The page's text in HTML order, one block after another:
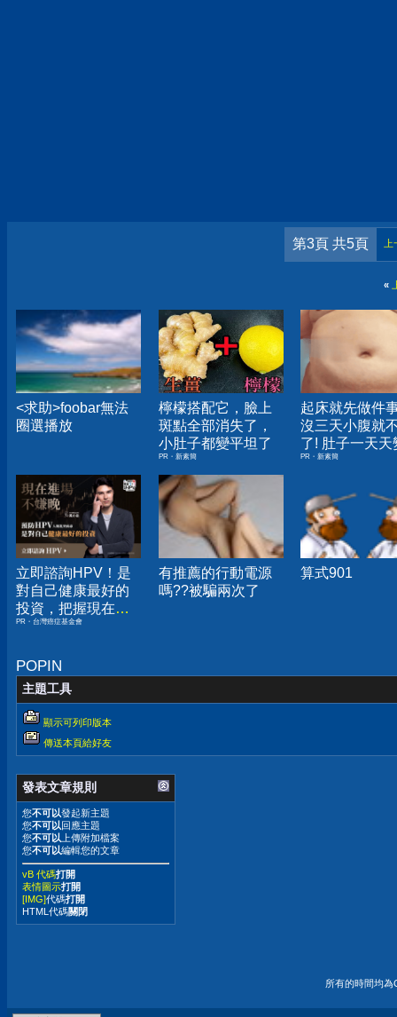
第3頁 共5頁
«
<求助>foobar無法
圈選播放
檸檬搭配它，臉上
斑點全部消失了，
小肚子都變平坦了
PR・新素簡
起床就先做件
沒三天小腹就
了! 肚子一天天
小！
PR・新素簡
立即諮詢HPV！是
對自己健康最好的
投資，把握現在不
嫌晚！
PR・台灣癌症基金會
有推薦的行動電源
嗎??被騙兩次了
算式901
POPIN
主題工具
顯示可列印版本
傳送本頁給好友
發表文章規則
您不可以發起新主題
您不可以 回應主題
您不可以 上傳附加檔案
您不可以編輯您的文章
vB 代碼打開
表情圖示打開
[IMG]代碼打開
HTML代碼關閉
所有的時間均為